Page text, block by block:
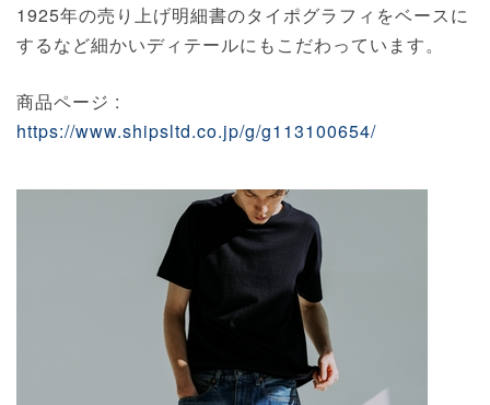
1925年の売り上げ明細書のタイポグラフィをベースに
するなど細かいディテールにもこだわっています。
商品ページ :
https://www.shipsltd.co.jp/g/g113100654/